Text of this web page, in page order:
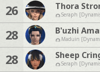
26 Thora
Seraph
28 B'uzhi
Maduin
28 Sheep
Seraph